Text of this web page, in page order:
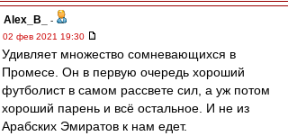
Alex_B_
-
02 фев 2021 19:30
Удивляет множество сомневающихся в
Промесе. Он в первую очередь хороший
футболист в самом рассвете сил, а уж потом
хороший парень и всё остальное. И не из
Арабских Эмиратов к нам едет.